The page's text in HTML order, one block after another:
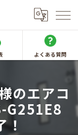
よくある質問
のエアコ
G251E8